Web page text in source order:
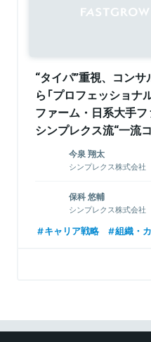
“タイパ”重視、コン
ら「プロフェッショナ
ファーム・日系大手フ
シンプレクス流“一流
今泉 翔太
シンプレクス株式会社
替取引(FX)のシステムプロジ
用保守や大型プロジェクトの
ングマネージャーを経験。
トマネージャー）/ジュニア・
保科 悠輔
シンプレクス株式会社
2015年に新卒でシンプレク
ントロールを担っている。
キャリア戦略 組織・